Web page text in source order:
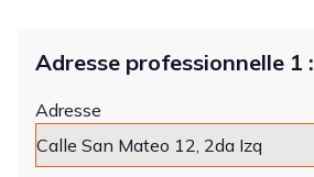
Adresse professionnelle 1 :
Adresse